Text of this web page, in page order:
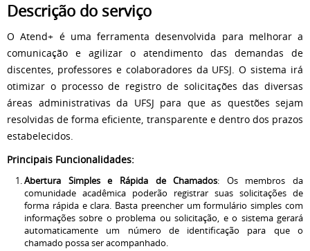
Descrição do serviço
O Atend+ é uma ferramenta desenvolvida para melhorar a
comunicação e agilizar o atendimento das demandas de
discentes, professores e colaboradores da UFSJ. O sistema irá
otimizar o processo de registro de solicitações das diversas
áreas administrativas da UFSJ para que as questões sejam
resolvidas de forma eficiente, transparente e dentro dos prazos
estabelecidos.
Principais Funcionalidades:
Abertura Simples e Rápida de Chamados: Os membros da
comunidade acadêmica poderão registrar suas solicitações de
forma rápida e clara. Basta preencher um formulário simples com
informações sobre o problema ou solicitação, e o sistema gerará
automaticamente um número de identificação para que o
chamado possa ser acompanhado.